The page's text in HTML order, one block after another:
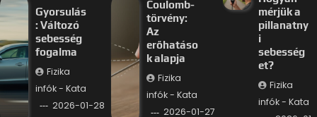
Gyorsulás
: Változó
sebesség
fogalma
Fizika
infók - Kata
2026-01-28
Coulomb-
törvény:
Az
erőhatáso
k alapja
Fizika
infók - Kata
2026-01-27
mérjük a
pillanatny
i
sebesség
et?
Fizika
infók - Kata